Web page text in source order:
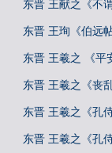
东晋 王献之《不谓
东晋 王珣《伯远帖
东晋 王羲之 《平
东晋 王羲之《丧
东晋 王羲之《孔
东晋 王羲之《孔